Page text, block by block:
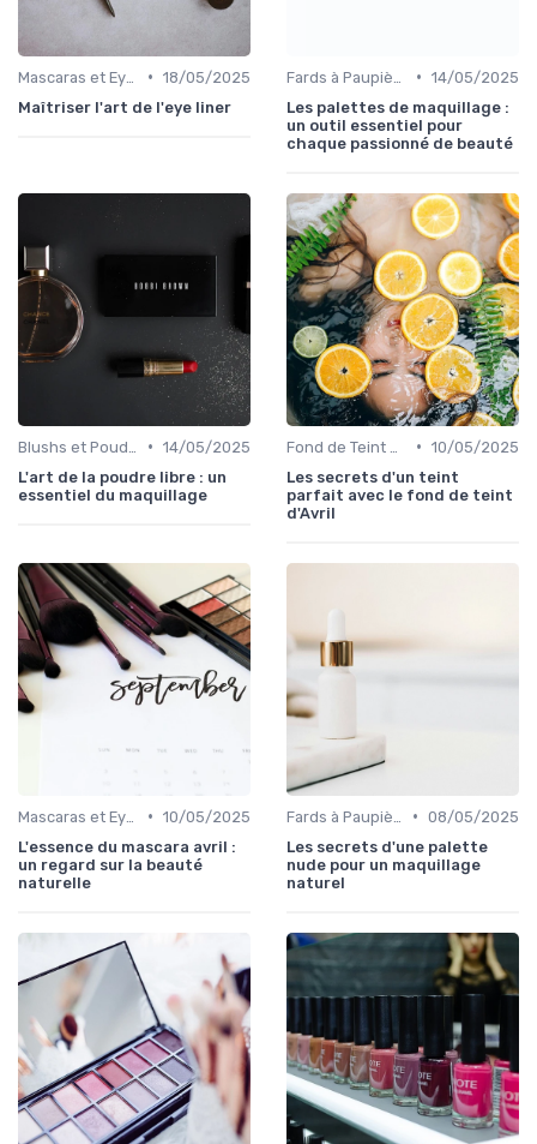
• 18/05/2025
Maîtriser l'art de l'eye liner
• 14/05/2025
Les palettes de maquillage :
un outil essentiel pour
chaque passionné de beauté
• 14/05/2025
L'art de la poudre libre : un
essentiel du maquillage
• 10/05/2025
Les secrets d'un teint
parfait avec le fond de teint
d'Avril
• 10/05/2025
L'essence du mascara avril :
un regard sur la beauté
naturelle
• 08/05/2025
Les secrets d'une palette
nude pour un maquillage
naturel